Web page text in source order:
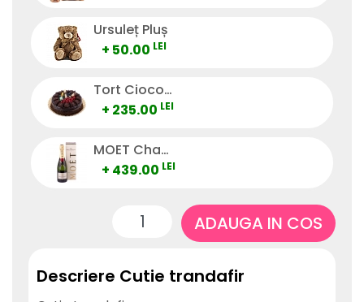
Ursuleț Pluș
+ 50.00 LEI
Tort Ciocolată
+ 235.00 LEI
MOET Champagne
+ 439.00 LEI
ADAUGA IN COS
Descriere Cutie trandafir